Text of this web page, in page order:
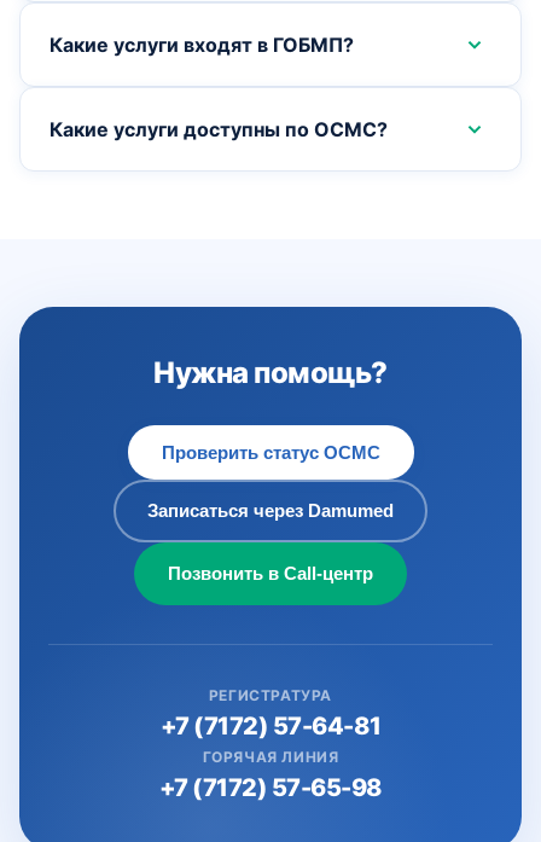
Какие услуги входят в ГОБМП?
Какие услуги доступны по ОСМС?
Нужна помощь?
Проверить статус ОСМС
Записаться через Damumed
Позвонить в Call-центр
РЕГИСТРАТУРА
+7 (7172) 57-64-81
ГОРЯЧАЯ ЛИНИЯ
+7 (7172) 57-65-98